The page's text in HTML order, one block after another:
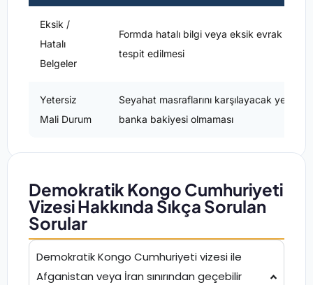
Eksik /
Hatalı
Belgeler
Formda hatalı bilgi veya eksik evrak
tespit edilmesi
Yetersiz
Mali Durum
Seyahat masraflarını karşılayacak yeterli
banka bakiyesi olmaması
Demokratik Kongo Cumhuriyeti
Vizesi Hakkında Sıkça Sorulan
Sorular
Demokratik Kongo Cumhuriyeti vizesi ile
Afganistan veya İran sınırından geçebilir